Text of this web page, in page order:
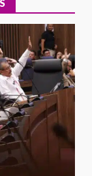
Montiel
Jara